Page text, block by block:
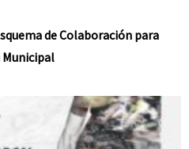
de Colaboración para
Municipal